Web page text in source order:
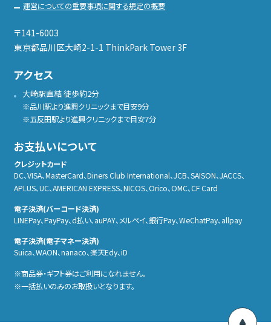
運営についての重要事項に関する規定の概要
〒141-6003
東京都品川区大崎2-1-1 ThinkPark Tower 3F
アクセス
大崎駅直結 徒歩約2分
※品川駅より進興クリニックまで目安9分
※五反田駅より進興クリニックまで目安7分
お支払いについて
クレジットカード
DC、VISA、MasterCard、Diners Club International、JCB、SAISON、JACCS、
APLUS、UC、AMERICAN EXPRESS、NICOS、Orico、OMC、CF Card
電子決済(バーコード決済)
LINEPay、PayPay、d払い、auPAY、メルぺイ、銀行Pay、WeChatPay、allpay
電子決済(電子マネー決済)
Suica、WAON、nanaco、楽天Edy、iD
商品券・ギフト券はご利用になれません。
一括払いのみのお取扱いとなります。